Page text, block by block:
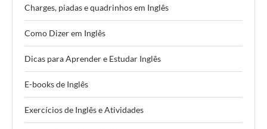
Charges, piadas e quadrinhos em Inglês
Como Dizer em Inglês
Dicas para Aprender e Estudar Inglês
E-books de Inglês
Exercícios de Inglês e Atividades